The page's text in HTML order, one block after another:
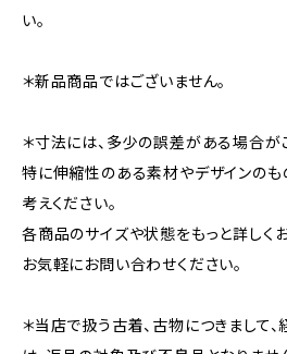
い。
＊新品商品ではございません。
＊寸法には、多少の誤差がある場合が
特に伸縮性のある素材やデザインのも
考えください。
各商品のサイズや状態をもっと詳しく
お気軽にお問い合わせください。
＊当店で扱う古着、古物につきまして